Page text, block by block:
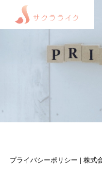
プライバシーポリシー | 株式